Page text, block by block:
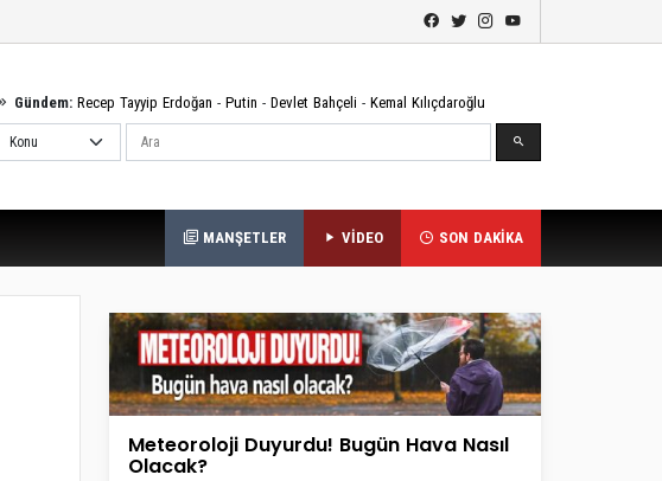
Gündem: Recep Tayyip Erdoğan - Putin - Devlet Bahçeli - Kemal Kılıçdaroğlu
Ara
MANŞETLER VİDEO SON DAKİKA
Meteoroloji Duyurdu! Bugün Hava Nasıl
Olacak?